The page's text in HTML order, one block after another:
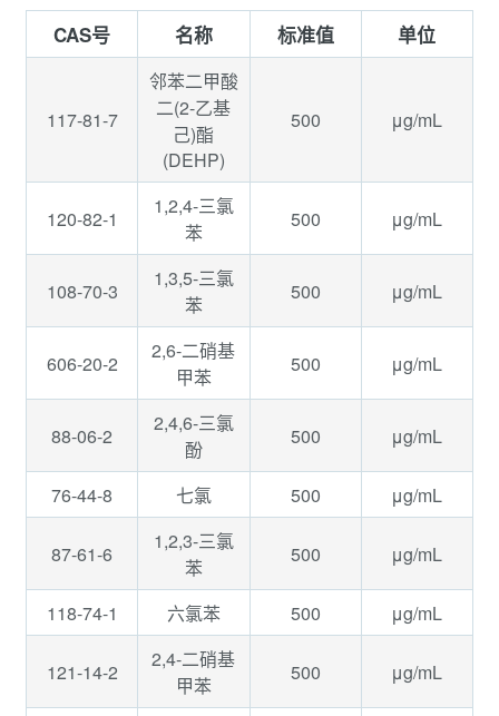
CAS号 名称 标准值 单位
117-81-7
邻苯二甲酸
二(2-乙基
己)酯
(DEHP)
500 μg/mL
120-82-1
1,2,4-三氯
苯
500 μg/mL
108-70-3
1,3,5-三氯
苯
500 μg/mL
606-20-2
2,6-二硝基
甲苯
500 μg/mL
88-06-2
2,4,6-三氯
酚
500 μg/mL
76-44-8 七氯 500 μg/mL
87-61-6
1,2,3-三氯
苯
500 μg/mL
118-74-1 六氯苯 500 μg/mL
121-14-2
2,4-二硝基
甲苯
500 μg/mL